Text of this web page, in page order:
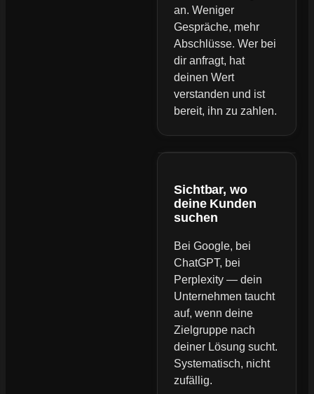
an. Weniger
Gespräche, mehr
Abschlüsse. Wer bei
dir anfragt, hat
deinen Wert
verstanden und ist
bereit, ihn zu zahlen.
Sichtbar, wo
deine Kunden
suchen
Bei Google, bei
ChatGPT, bei
Perplexity — dein
Unternehmen taucht
auf, wenn deine
Zielgruppe nach
deiner Lösung sucht.
Systematisch, nicht
zufällig.